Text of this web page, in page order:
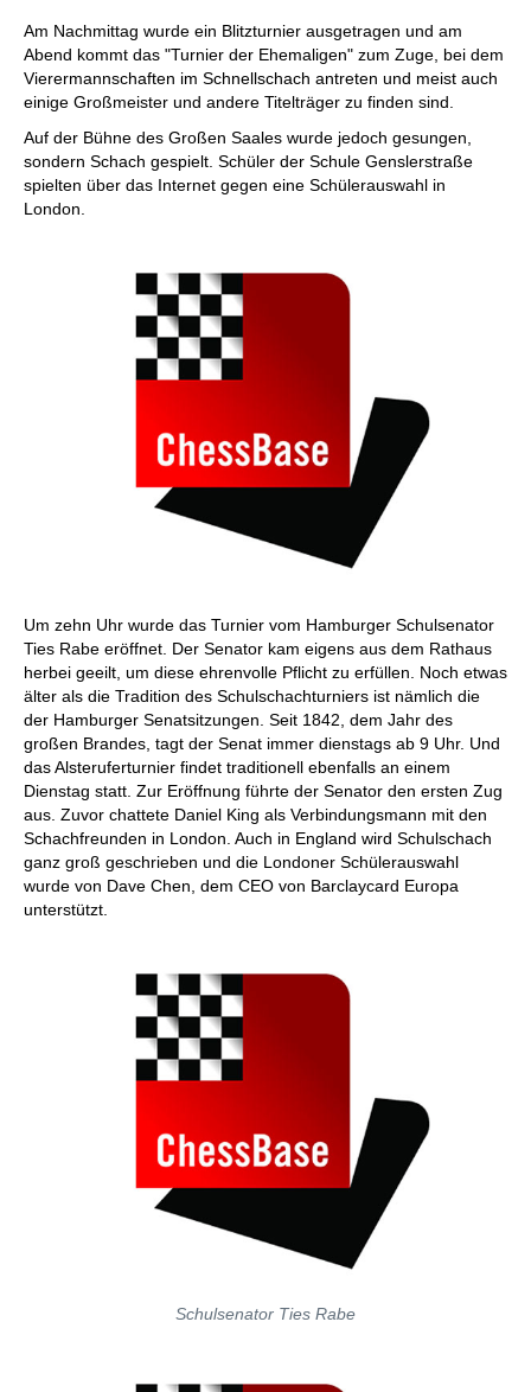
Am Nachmittag wurde ein Blitzturnier ausgetragen und am
Abend kommt das "Turnier der Ehemaligen" zum Zuge, bei dem
Vierermannschaften im Schnellschach antreten und meist auch
einige Großmeister und andere Titelträger zu finden sind.
Auf der Bühne des Großen Saales wurde jedoch gesungen,
sondern Schach gespielt. Schüler der Schule Genslerstraße
spielten über das Internet gegen eine Schülerauswahl in
London.
Um zehn Uhr wurde das Turnier vom Hamburger Schulsenator
Ties Rabe eröffnet. Der Senator kam eigens aus dem Rathaus
herbei geeilt, um diese ehrenvolle Pflicht zu erfüllen. Noch etwas
älter als die Tradition des Schulschachturniers ist nämlich die
der Hamburger Senatsitzungen. Seit 1842, dem Jahr des
großen Brandes, tagt der Senat immer dienstags ab 9 Uhr. Und
das Alsteruferturnier findet traditionell ebenfalls an einem
Dienstag statt. Zur Eröffnung führte der Senator den ersten Zug
aus. Zuvor chattete Daniel King als Verbindungsmann mit den
Schachfreunden in London. Auch in England wird Schulschach
ganz groß geschrieben und die Londoner Schülerauswahl
wurde von Dave Chen, dem CEO von Barclaycard Europa
unterstützt.
Schulsenator Ties Rabe